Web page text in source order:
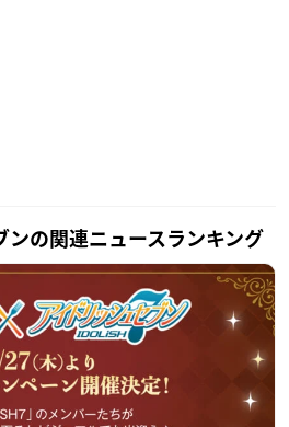
ンの関連ニュースランキング